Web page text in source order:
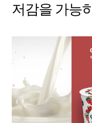
저감을 가능